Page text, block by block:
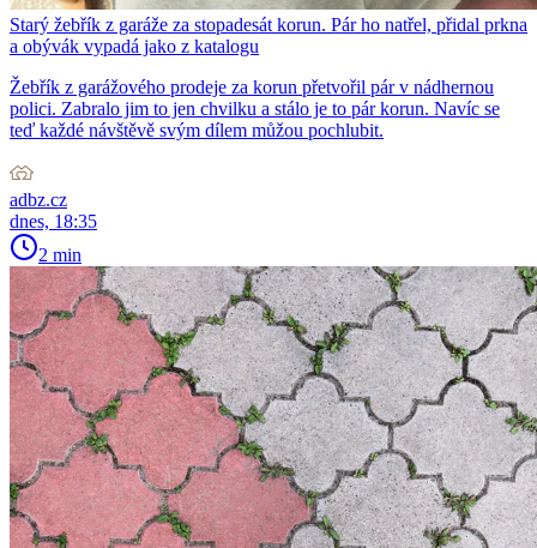
Starý žebřík z garáže za stopadesát korun. Pár ho natřel, přidal prkna
a obývák vypadá jako z katalogu
Žebřík z garážového prodeje za korun přetvořil pár v nádhernou
polici. Zabralo jim to jen chvilku a stálo je to pár korun. Navíc se
teď každé návštěvě svým dílem můžou pochlubit.
adbz.cz
dnes, 18:35
2 min